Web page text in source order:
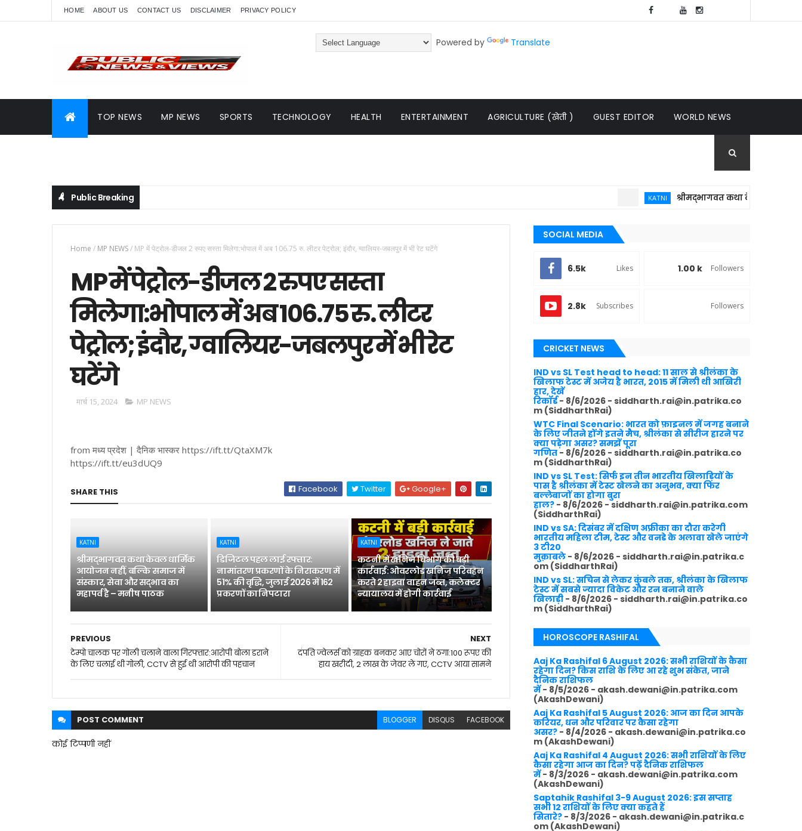
HOME ABOUT US CONTACT US DISCLAIMER PRIVACY POLICY
Powered by Translate
TOP NEWS MP NEWS SPORTS TECHNOLOGY HEALTH ENTERTAINMENT AGRICULTURE (खेती ) GUEST EDITOR WORLD NEWS
Public Breaking श्रीमद्भागवत कथा केवल धार्मिक आयोजन
Home / MP NEWS/ MP में पेट्रोल-डीजल 2 रुपए सस्ता मिलेगा:भोपाल में अब 106.75 रु. लीटर पेट्रोल; इंदौर, ग्वालियर-जबलपुर में भी रेट घटेंगे
MP में पेट्रोल-डीजल 2 रुपए सस्ता
मिलेगा:भोपाल में अब 106.75 रु. लीटर
पेट्रोल; इंदौर, ग्वालियर-जबलपुर में भी रेट
घटेंगे
मार्च 15, 2024 MP NEWS
from मध्य प्रदेश | दैनिक भास्कर https://ift.tt/QtaXM7k
https://ift.tt/eu3dUQ9
SHARE THIS Facebook Twitter Google+
KATNI
श्रीमद्भागवत कथा केवल धार्मिक
आयोजन नहीं, बल्कि समाज में
संस्कार, सेवा और सद्भाव का
महापर्व है – मनीष पाठक
KATNI
डिजिटल पहल लाई रफ्तार:
नामांतरण प्रकरणों के निराकरण में
51% की वृद्धि, जुलाई 2026 में 162
प्रकरणों का निपटारा
KATNI
कटनी में खनिज विभाग की बड़ी
कार्रवाई: ओवरलोड खनिज परिवहन
करते 2 हाइवा वाहन जब्त, कलेक्टर
न्यायालय में होगी कार्रवाई
NEXT
दंपति ज्वेलर्स को ग्राहक बनकर आए चोरों ने ठगा:100 रूपए की
हाय खरीदी, 2 लाख के जेवर ले गए, CCTV आया सामने
PREVIOUS
टेम्पो चालक पर गोली चलाने वाला गिरफ्तार:आरोपी बोला डराने
के लिए चलाई थी गोली, CCTV से हुई थी आरोपी की पहचान
POST COMMENT BLOGGER DISQUS FACEBOOK
कोई टिप्पणी नहीं
SOCIAL MEDIA
6.5k Likes 1.00 k Followers
2.8k Subscribes Followers
CRICKET NEWS
IND vs SL Test head to head: 11 साल से श्रीलंका के
खिलाफ टेस्ट में अजेय है भारत, 2015 में मिली थी आखिरी
हार, देखें
रिकॉर्ड- 8/6/2026 - siddharth.rai@in.patrika.co
m (SiddharthRai)
WTC Final Scenario: भारत को फ़ाइनल में जगह बनाने
के लिए जीतने होंगे इतने मैच, श्रीलंका से सीरीज हारने पर
क्या पड़ेगा असर? समझें पूरा
गणित- 8/6/2026 - siddharth.rai@in.patrika.co
m (SiddharthRai)
IND vs SL Test: सिर्फ इन तीन भारतीय खिलाड़ियों के
पास है श्रीलंका में टेस्ट खेलने का अनुभव, क्या फिर
बल्लेबाजों का होगा बुरा
हाल? - 8/6/2026 - siddharth.rai@in.patrika.com
(SiddharthRai)
IND vs SA: दिसंबर में दक्षिण अफ्रीका का दौरा करेगी
भारतीय महिला टीम, टेस्ट और वनडे के अलावा खेले जाएंगे
3 टी20
मुक़ाबले - 8/6/2026 - siddharth.rai@in.patrika.c
om (SiddharthRai)
IND vs SL: सचिन से लेकर कुंबले तक, श्रीलंका के खिलाफ
टेस्ट में सबसे ज्यादा विकेट और रन बनाने वाले
खिलाड़ी - 8/6/2026 - siddharth.rai@in.patrika.co
m (SiddharthRai)
HOROSCOPE RASHIFAL
Aaj Ka Rashifal 6 August 2026: सभी राशियों के कैसा
रहेगा दिन? किस राशि के लिए आ रहे शुभ संकेत, जाने
दैनिक राशिफल
में- 8/5/2026 - akash.dewani@in.patrika.com
(AkashDewani)
Aaj Ka Rashifal 5 August 2026: आज का दिन आपके
करियर, धन और परिवार पर कैसा रहेगा
असर? - 8/4/2026 - akash.dewani@in.patrika.co
m (AkashDewani)
Aaj Ka Rashifal 4 August 2026: सभी राशियों के लिए
कैसा रहेगा आज का दिन? पढ़ें दैनिक राशिफल
में- 8/3/2026 - akash.dewani@in.patrika.com
(AkashDewani)
Saptahik Rashifal 3-9 August 2026: इस सप्ताह
सभी 12 राशियों के लिए क्या कहते हैं
सितारे? - 8/3/2026 - akash.dewani@in.patrika.c
om (AkashDewani)